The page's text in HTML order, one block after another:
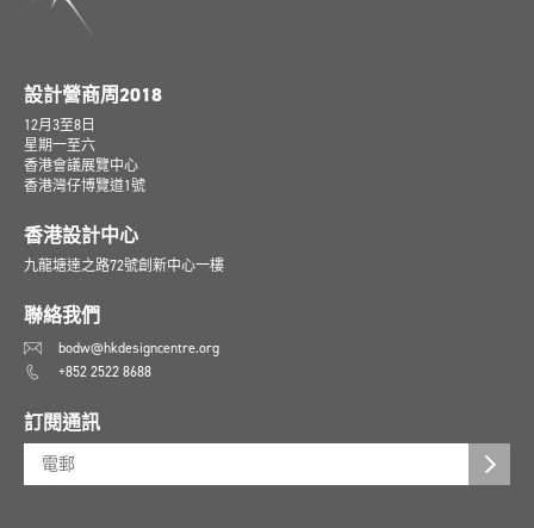
設計營商周2018
12月3至8日
星期一至六
香港會議展覽中心
香港灣仔博覽道1號
香港設計中心
九龍塘達之路72號創新中心一樓
聯絡我們
bodw@hkdesigncentre.org
+852 2522 8688
訂閱通訊